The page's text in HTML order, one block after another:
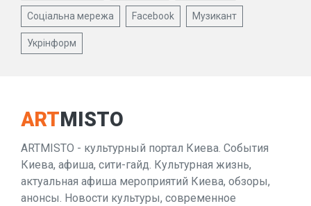
Соціальна мережа Facebook Музикант
Укрінформ
ARTMISTO
ARTMISTO - культурный портал Киева. События
Киева, афиша, сити-гайд. Культурная жизнь,
актуальная афиша мероприятий Киева, обзоры,
анонсы. Новости культуры, современное